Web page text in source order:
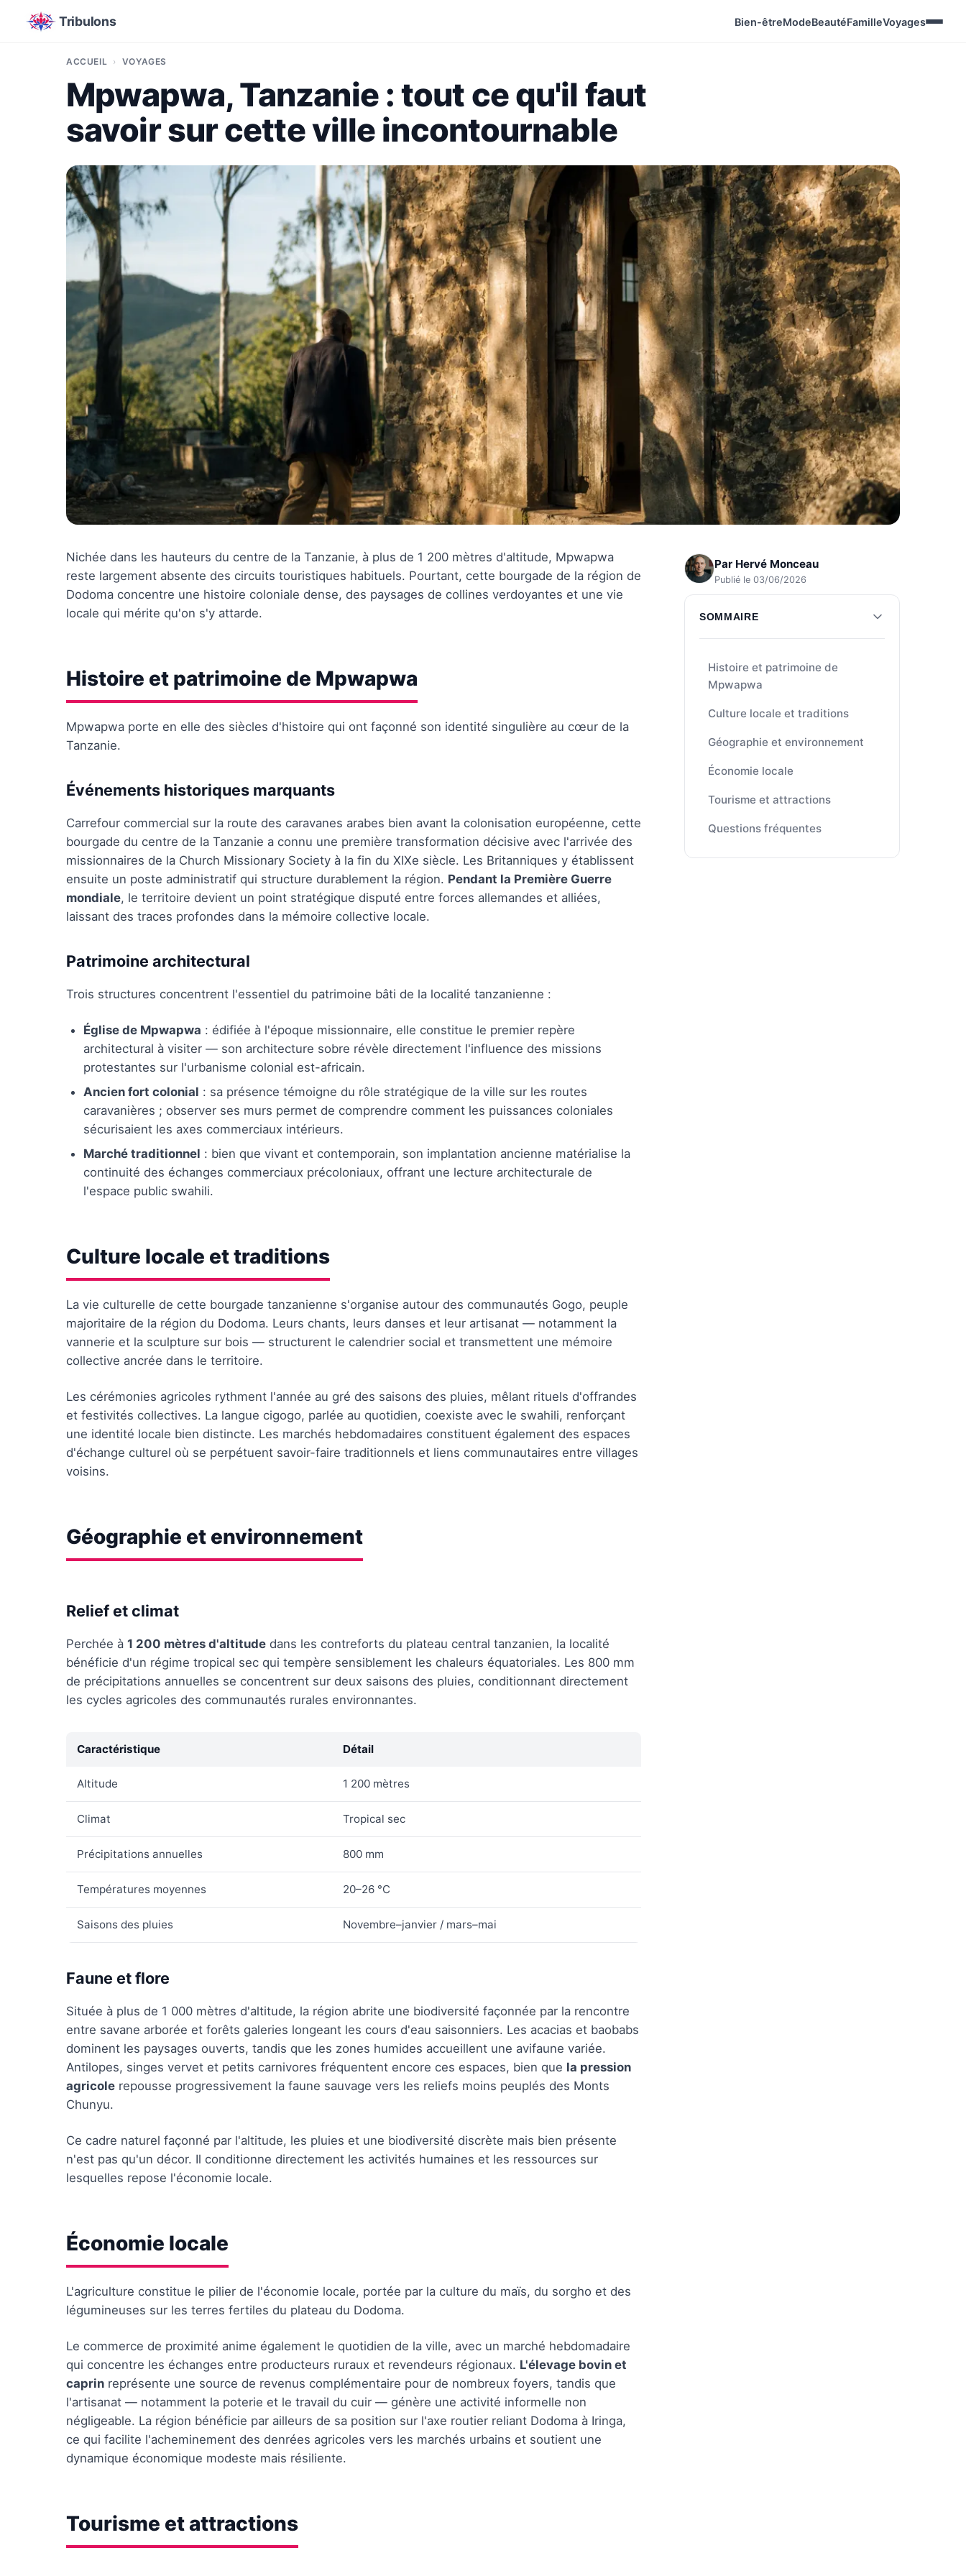
Tribulons Bien-êtreModeBeautéFamilleVoyages
ACCUEIL VOYAGES
Mpwapwa, Tanzanie : tout ce qu'il faut
savoir sur cette ville incontournable
Par Hervé Monceau
Publié le 03/06/2026
SOMMAIRE
Histoire et patrimoine de
Mpwapwa
Culture locale et traditions
Géographie et environnement
Économie locale
Tourisme et attractions
Questions fréquentes
Nichée dans les hauteurs du centre de la Tanzanie, à plus de 1 200 mètres d'altitude, Mpwapwa
reste largement absente des circuits touristiques habituels. Pourtant, cette bourgade de la région de
Dodoma concentre une histoire coloniale dense, des paysages de collines verdoyantes et une vie
locale qui mérite qu'on s'y attarde.
Histoire et patrimoine de Mpwapwa
Mpwapwa porte en elle des siècles d'histoire qui ont façonné son identité singulière au cœur de la
Tanzanie.
Événements historiques marquants
Carrefour commercial sur la route des caravanes arabes bien avant la colonisation européenne, cette
bourgade du centre de la Tanzanie a connu une première transformation décisive avec l'arrivée des
missionnaires de la Church Missionary Society à la fin du XIXe siècle. Les Britanniques y établissent
ensuite un poste administratif qui structure durablement la région. Pendant la Première Guerre
mondiale, le territoire devient un point stratégique disputé entre forces allemandes et alliées,
laissant des traces profondes dans la mémoire collective locale.
Patrimoine architectural
Trois structures concentrent l'essentiel du patrimoine bâti de la localité tanzanienne :
Église de Mpwapwa : édifiée à l'époque missionnaire, elle constitue le premier repère
architectural à visiter — son architecture sobre révèle directement l'influence des missions
protestantes sur l'urbanisme colonial est-africain.
Ancien fort colonial : sa présence témoigne du rôle stratégique de la ville sur les routes
caravanières ; observer ses murs permet de comprendre comment les puissances coloniales
sécurisaient les axes commerciaux intérieurs.
Marché traditionnel : bien que vivant et contemporain, son implantation ancienne matérialise la
continuité des échanges commerciaux précoloniaux, offrant une lecture architecturale de
l'espace public swahili.
Culture locale et traditions
La vie culturelle de cette bourgade tanzanienne s'organise autour des communautés Gogo, peuple
majoritaire de la région du Dodoma. Leurs chants, leurs danses et leur artisanat — notamment la
vannerie et la sculpture sur bois — structurent le calendrier social et transmettent une mémoire
collective ancrée dans le territoire.
Les cérémonies agricoles rythment l'année au gré des saisons des pluies, mêlant rituels d'offrandes
et festivités collectives. La langue cigogo, parlée au quotidien, coexiste avec le swahili, renforçant
une identité locale bien distincte. Les marchés hebdomadaires constituent également des espaces
d'échange culturel où se perpétuent savoir-faire traditionnels et liens communautaires entre villages
voisins.
Géographie et environnement
Relief et climat
Perchée à 1 200 mètres d'altitude dans les contreforts du plateau central tanzanien, la localité
bénéficie d'un régime tropical sec qui tempère sensiblement les chaleurs équatoriales. Les 800 mm
de précipitations annuelles se concentrent sur deux saisons des pluies, conditionnant directement
les cycles agricoles des communautés rurales environnantes.
Caractéristique Détail
Altitude 1 200 mètres
Climat Tropical sec
Précipitations annuelles 800 mm
Températures moyennes 20–26 °C
Saisons des pluies Novembre–janvier / mars–mai
Faune et flore
Située à plus de 1 000 mètres d'altitude, la région abrite une biodiversité façonnée par la rencontre
entre savane arborée et forêts galeries longeant les cours d'eau saisonniers. Les acacias et baobabs
dominent les paysages ouverts, tandis que les zones humides accueillent une avifaune variée.
Antilopes, singes vervet et petits carnivores fréquentent encore ces espaces, bien que la pression
agricole repousse progressivement la faune sauvage vers les reliefs moins peuplés des Monts
Chunyu.
Ce cadre naturel façonné par l'altitude, les pluies et une biodiversité discrète mais bien présente
n'est pas qu'un décor. Il conditionne directement les activités humaines et les ressources sur
lesquelles repose l'économie locale.
Économie locale
L'agriculture constitue le pilier de l'économie locale, portée par la culture du maïs, du sorgho et des
légumineuses sur les terres fertiles du plateau du Dodoma.
Le commerce de proximité anime également le quotidien de la ville, avec un marché hebdomadaire
qui concentre les échanges entre producteurs ruraux et revendeurs régionaux. L'élevage bovin et
caprin représente une source de revenus complémentaire pour de nombreux foyers, tandis que
l'artisanat — notamment la poterie et le travail du cuir — génère une activité informelle non
négligeable. La région bénéficie par ailleurs de sa position sur l'axe routier reliant Dodoma à Iringa,
ce qui facilite l'acheminement des denrées agricoles vers les marchés urbains et soutient une
dynamique économique modeste mais résiliente.
Tourisme et attractions